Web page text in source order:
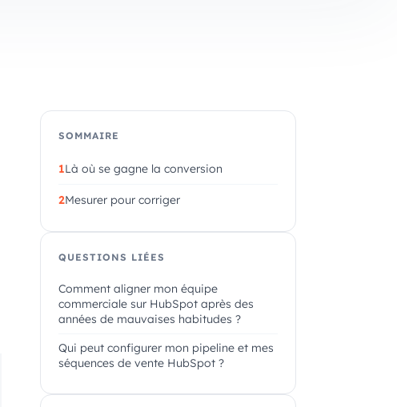
SOMMAIRE
Là où se gagne la conversion
Mesurer pour corriger
QUESTIONS LIÉES
Comment aligner mon équipe
commerciale sur HubSpot après des
années de mauvaises habitudes ?
Qui peut configurer mon pipeline et mes
séquences de vente HubSpot ?